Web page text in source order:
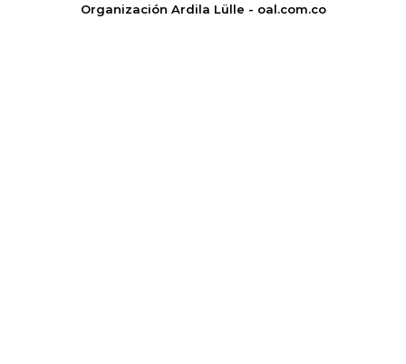
Organización Ardila Lülle - oal.com.co